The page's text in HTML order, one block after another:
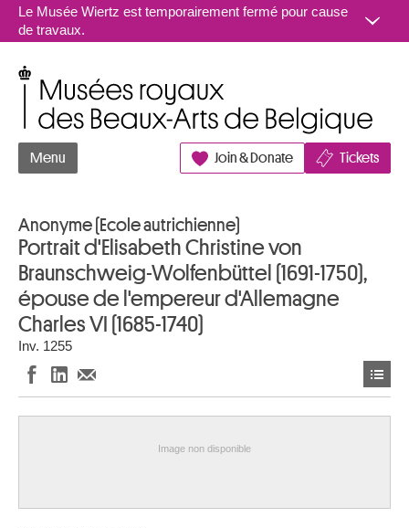
Aller au contenu
Le Musée Wiertz est temporairement fermé pour cause
de travaux.
Menu Join & Donate Tickets
Anonyme (Ecole autrichienne)
Portrait d'Elisabeth Christine von
Braunschweig-Wolfenbüttel (1691-1750),
épouse de l'empereur d'Allemagne
Charles VI (1685-1740)
Inv. 1255
Image non disponible